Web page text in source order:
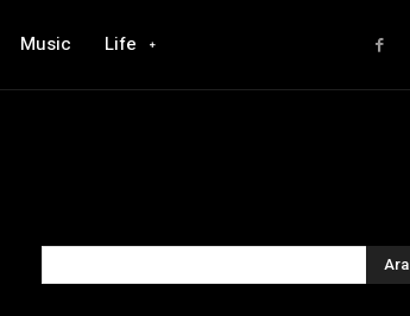
Music Life